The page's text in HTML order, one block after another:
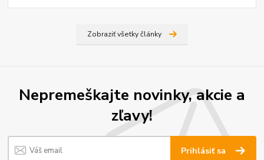
Zobraziť všetky články
Nepremeškajte novinky, akcie a
zľavy!
Prihlásiť sa